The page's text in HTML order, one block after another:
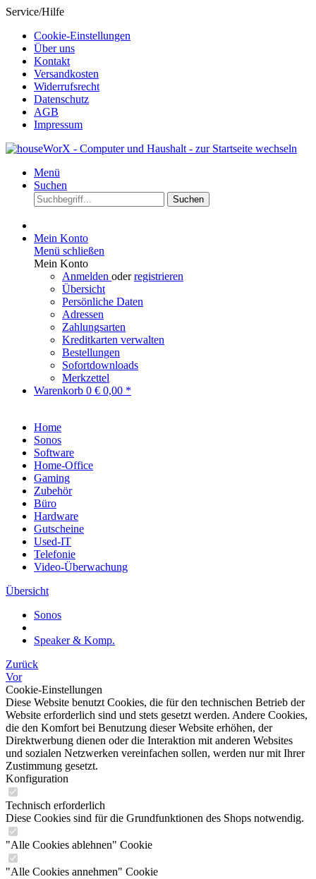
Service/Hilfe
Cookie-Einstellungen
Über uns
Kontakt
Versandkosten
Widerrufsrecht
Datenschutz
AGB
Impressum
Menü
Suchen
Suchen
Mein Konto
Menü schließen
Mein Konto
Anmelden oderregistrieren
Übersicht
Persönliche Daten
Adressen
Zahlungsarten
Kreditkarten verwalten
Bestellungen
Sofortdownloads
Merkzettel
Warenkorb 0 € 0,00 *
Home
Sonos
Software
Home-Office
Gaming
Zubehör
Büro
Hardware
Gutscheine
Used-IT
Telefonie
Video-Überwachung
Übersicht
Sonos
Speaker & Komp.
Zurück
Vor
Cookie-Einstellungen
Diese Website benutzt Cookies, die für den technischen Betrieb der
Website erforderlich sind und stets gesetzt werden. Andere Cookies,
die den Komfort bei Benutzung dieser Website erhöhen, der
Direktwerbung dienen oder die Interaktion mit anderen Websites
und sozialen Netzwerken vereinfachen sollen, werden nur mit Ihrer
Zustimmung gesetzt.
Konfiguration
Technisch erforderlich
Diese Cookies sind für die Grundfunktionen des Shops notwendig.
"Alle Cookies ablehnen" Cookie
"Alle Cookies annehmen" Cookie